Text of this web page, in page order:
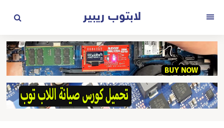
المحتوى
لابتوب ريبير